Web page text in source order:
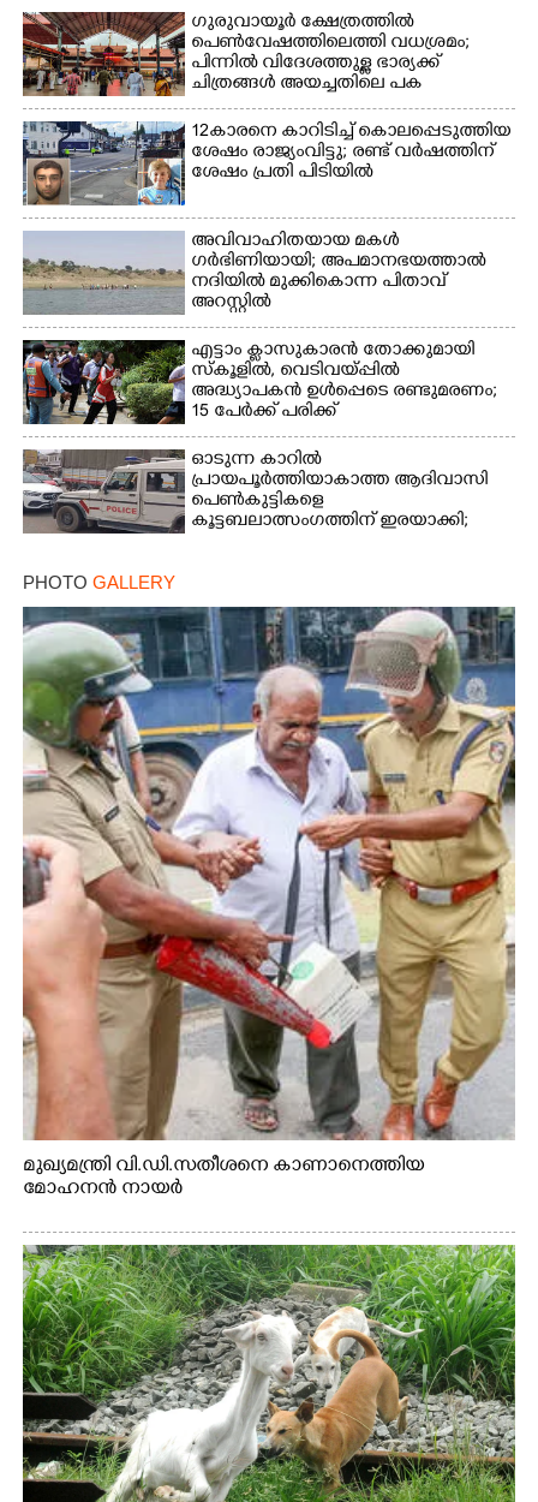
ഗുരുവായൂർ ക്ഷേത്രത്തിൽ
പെൺവേഷത്തിലെത്തി വധശ്രമം;
പിന്നിൽ വിദേശത്തുള്ള ഭാര്യക്ക്
ചിത്രങ്ങൾ അയച്ചതിലെ പക
12കാരനെ കാറിടിച്ച് കൊലപ്പെടുത്തിയ
ശേഷം രാജ്യംവിട്ടു; രണ്ട് വർഷത്തിന്
ശേഷം പ്രതി പിടിയിൽ
അവിവാഹിതയായ മകൾ
ഗർഭിണിയായി; അപമാനഭയത്താൽ
നദിയിൽ മുക്കികൊന്ന പിതാവ്
അറസ്റ്റിൽ
എട്ടാം ക്ളാസുകാരൻ തോക്കുമായി
സ്കൂളിൽ, വെടിവയ്പ്പിൽ
അദ്ധ്യാപകൻ ഉൾപ്പെടെ രണ്ടുമരണം;
15 പേർക്ക് പരിക്ക്
ഓടുന്ന കാറിൽ
പ്രായപൂർത്തിയാകാത്ത ആദിവാസി
പെൺകുട്ടികളെ
കൂട്ടബലാത്സംഗത്തിന് ഇരയാക്കി;
PHOTO GALLERY
മുഖ്യമന്ത്രി വി.ഡി.സതീശനെ കാണാനെത്തിയ
മോഹനൻ നായർ
Share this link
Copy Link